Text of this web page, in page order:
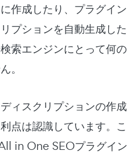
作成したり、プラグイン
プションを自動生成した
索エンジンにとって何の
。
ィスクリプションの作成
点は認識しています。こ
in One SEOプラグイン